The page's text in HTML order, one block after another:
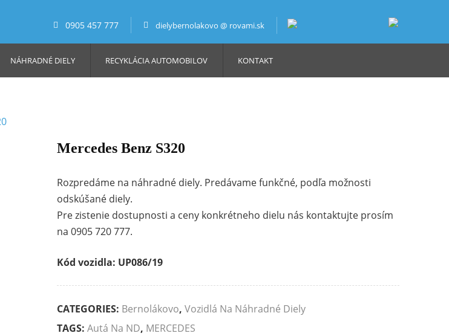
0905 457 777 dielybernolakovo @ rovami.sk
NÁHRADNÉ DIELY RECYKLÁCIA AUTOMOBILOV KONTAKT
Mercedes Benz S320
Rozpredáme na náhradné diely. Predávame funkčné, podľa možnosti
odskúšané diely.
Pre zistenie dostupnosti a ceny konkrétneho dielu nás kontaktujte prosím
na 0905 720 777.
Kód vozidla: UP086/19
CATEGORIES: Bernolákovo, Vozidlá Na Náhradné Diely
TAGS: Autá Na ND, MERCEDES